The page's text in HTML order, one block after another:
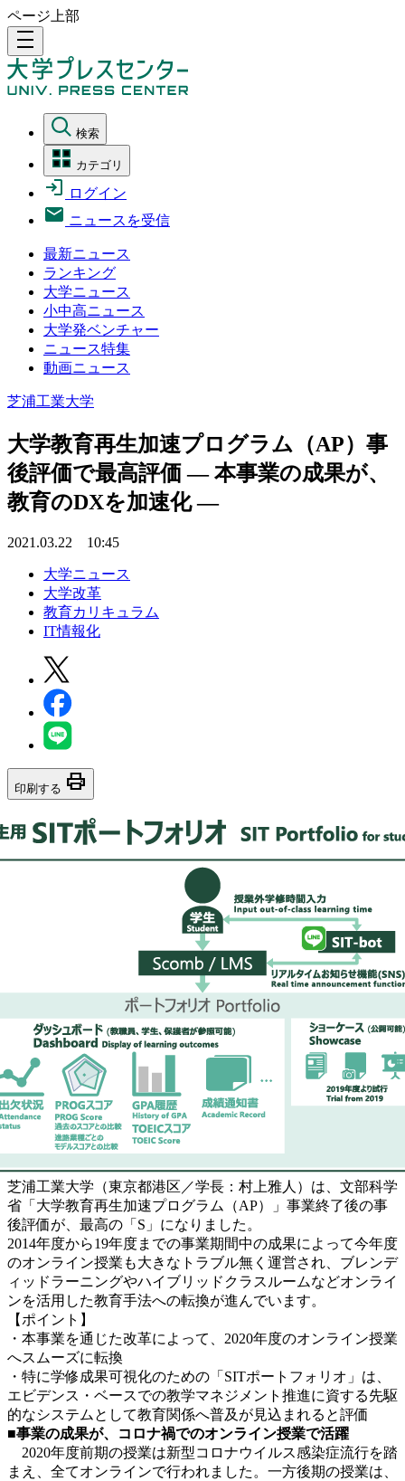
ページ上部
density_medium
検索
カテゴリ
ログイン
ニュースを受信
最新ニュース
ランキング
大学ニュース
小中高ニュース
大学発ベンチャー
ニュース特集
動画ニュース
芝浦工業大学
大学教育再生加速プログラム（AP）事
後評価で最高評価 — 本事業の成果が、
教育のDXを加速化 —
2021.03.22 10:45
大学ニュース
大学改革
教育カリキュラム
IT情報化
印刷する print
芝浦工業大学（東京都港区／学長：村上雅人）は、文部科学
省「大学教育再生加速プログラム（AP）」事業終了後の事
後評価が、最高の「S」になりました。
2014年度から19年度までの事業期間中の成果によって今年度
のオンライン授業も大きなトラブル無く運営され、ブレンデ
ィッドラーニングやハイブリッドクラスルームなどオンライ
ンを活用した教育手法への転換が進んでいます。
【ポイント】
・本事業を通じた改革によって、2020年度のオンライン授業
へスムーズに転換
・特に学修成果可視化のための「SITポートフォリオ」は、
エビデンス・ベースでの教学マネジメント推進に資する先駆
的なシステムとして教育関係へ普及が見込まれると評価
■事業の成果が、コロナ禍でのオンライン授業で活躍
2020年度前期の授業は新型コロナウイルス感染症流行を踏
まえ、全てオンラインで行われました。一方後期の授業は、